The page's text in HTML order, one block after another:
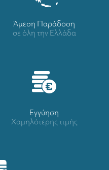
Άμεση Παράδοση
σε όλη την Ελλάδα
Eγγύηση
Χαμηλότερης τιμής